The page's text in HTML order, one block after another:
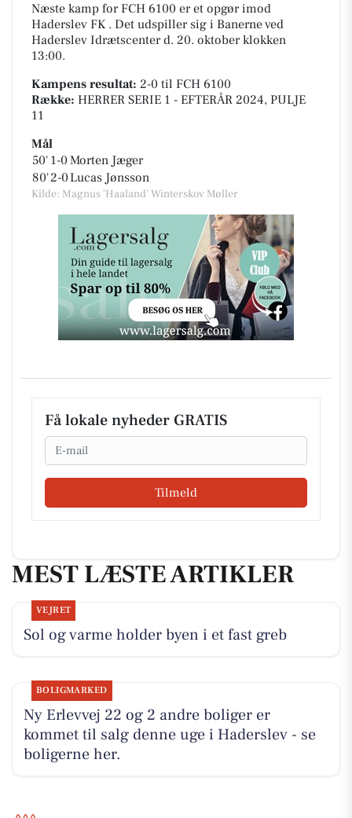
Næste kamp for FCH 6100 er et opgør imod
Haderslev FK . Det udspiller sig i Banerne ved
Haderslev Idrætscenterd. 20. oktober klokken
13:00.
Kampens resultat: 2-0 til FCH 6100
Række: HERRER SERIE 1 - EFTERÅR 2024, PULJE
11
Mål
50' 1-0Morten Jæger
80'2-0Lucas Jønsson
Kilde: Magnus 'Haaland' Winterskov Møller
Få lokale nyheder GRATIS
Email
Tilmeld
MEST LÆSTE ARTIKLER
VEJRET
Sol og varme holder byen i et fast greb
BOLIGMARKED
Ny Erlevvej 22 og 2 andre boliger er
kommet til salg denne uge i Haderslev - se
boligerne her.